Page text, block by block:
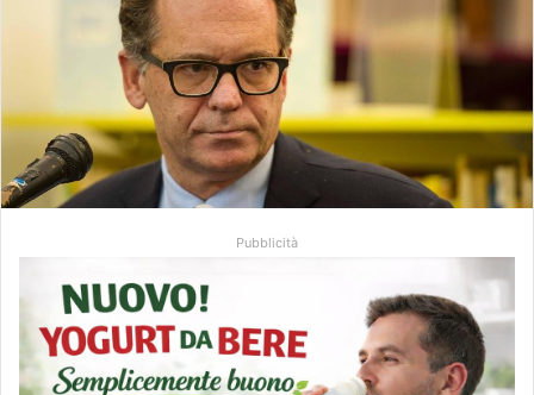
e
m
a
i
l
Pubblicità